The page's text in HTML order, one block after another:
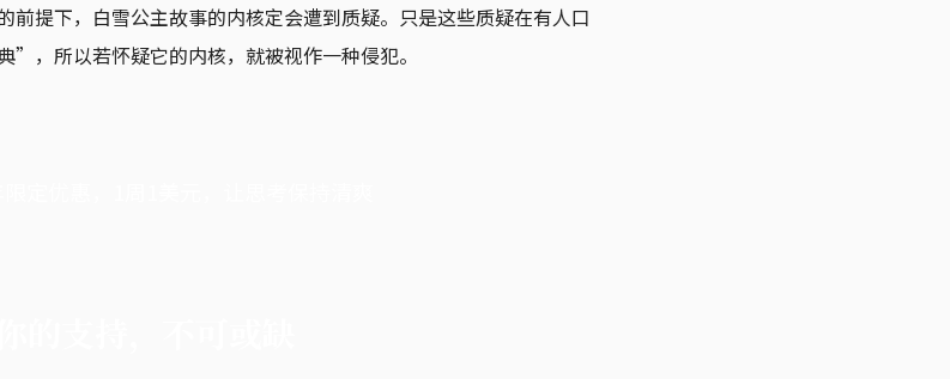
前提下，白雪公主故事的内核定会遭到质疑。只是这些质疑在有人口
，所以若怀疑它的内核，就被视作一种侵犯。